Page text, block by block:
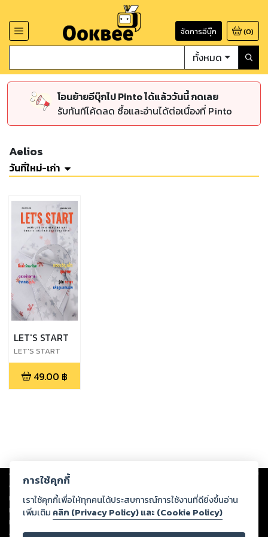
จัดการอีบุ๊ก (0)
ทั้งหมด
โอนย้ายอีบุ๊กไป Pinto ได้แล้ววันนี้ กดเลย
รับทันทีโค้ดลด ซื้อและอ่านได้ต่อเนื่องที่ Pinto
Aelios
วันที่ใหม่-เก่า
LET'S START
LET'S START
49.00 ฿
Copyright © 2026
ต่อผลงานหรือเนื้อหาใดที่อัปโหลดผ่านเว็บไซต์และปรากฏว่าละเมิดสิทธิใน
ทรัพย์สินทางปัญญาของบุคคลอื่นหรือขัดต่อกฎหมายและศีลธรรม ดังนั้น ผู้อ่าน
ทุกท่านโปรดใช้วิจารณญาณในการกลั่นกรองด้วยตนเอง และหากท่านพบว่าส่วน
หนึ่งส่วนใดขัดต่อกฎหมายและศีลธรรม กรุณาแจ้งมายังบริษัท เพื่อทีมงานจะได้
ดำเนินการในทันที ทั้งนี้ ทางสตอรี่ล็อกขอสงวนลิขสิทธิ์ตามพระราชบัญญัติ
การใช้คุกกี้
เราใช้คุกกี้เพื่อให้ทุกคนได้ประสบการณ์การใช้งานที่ดียิ่งขึ้นอ่าน
เพิ่มเติม คลิก (Privacy Policy) และ (Cookie Policy)